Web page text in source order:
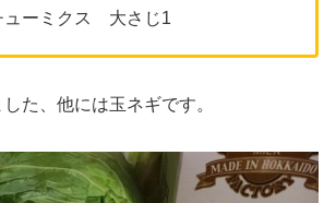
ューミクス 大さじ1
た、他には玉ネギです。